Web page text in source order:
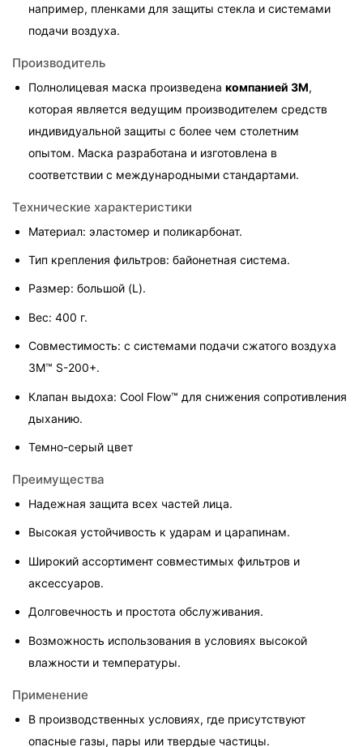
например, пленками для защиты стекла и системами
подачи воздуха.
Производитель
Полнолицевая маска произведена компанией 3M,
которая является ведущим производителем средств
индивидуальной защиты с более чем столетним
опытом. Маска разработана и изготовлена в
соответствии с международными стандартами.
Технические характеристики
Материал: эластомер и поликарбонат.
Тип крепления фильтров: байонетная система.
Размер: большой (L).
Вес: 400 г.
Совместимость: с системами подачи сжатого воздуха
3M™ S-200+.
Клапан выдоха: Cool Flow™ для снижения сопротивления
дыханию.
Темно-серый цвет
Преимущества
Надежная защита всех частей лица.
Высокая устойчивость к ударам и царапинам.
Широкий ассортимент совместимых фильтров и
аксессуаров.
Долговечность и простота обслуживания.
Возможность использования в условиях высокой
влажности и температуры.
Применение
В производственных условиях, где присутствуют
опасные газы, пары или твердые частицы.